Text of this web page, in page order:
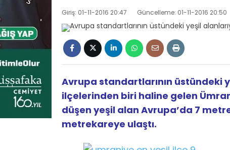
Giriş: 01-11-2016 20:47 Güncelleme: 01-11-2016 20:50
Avrupa standartlarının üstündeki
ilçelerinden biri haline gelen
düşen yeşil alan Avrupa’da 7
metrekareye ulaştı.